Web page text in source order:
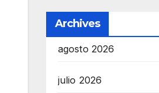
Archives
agosto 2026
julio 2026